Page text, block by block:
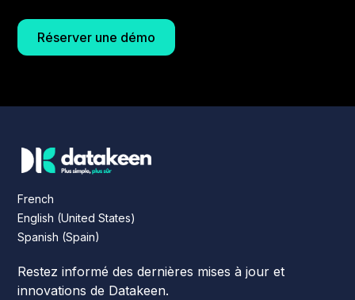
Réserver une démo
French
English (United States)
Spanish (Spain)
Restez informé des dernières mises à jour et
innovations de Datakeen.